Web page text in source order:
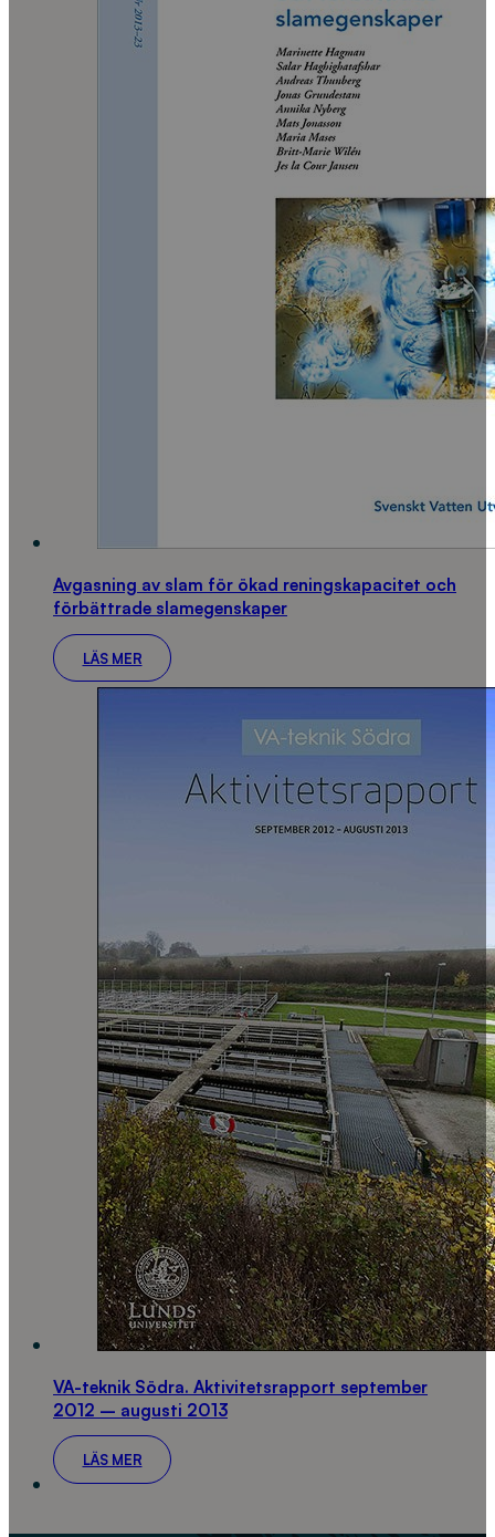
Avgasning av slam för ökad reningskapacitet och
förbättrade slamegenskaper
LÄS MER
VA-teknik Södra. Aktivitetsrapport september
2012 – augusti 2013
LÄS MER